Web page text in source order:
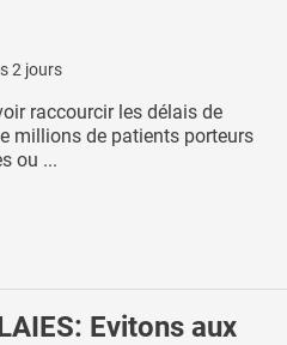
2 jours
raccourcir les délais de
millions de patients porteurs
ou ...
Evitons aux